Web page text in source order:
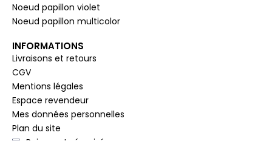
Noeud papillon violet
Noeud papillon multicolor
INFORMATIONS
Livraisons et retours
CGV
Mentions légales
Espace revendeur
Mes données personnelles
Plan du site